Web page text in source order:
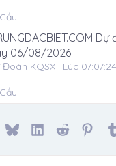
06/08/2026
KQSX Lúc
BlueskyLinkedIn
Reddit